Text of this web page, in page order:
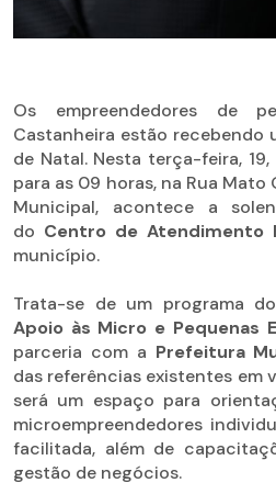
Os empreendedores de
Castanheira estão recebendo
de Natal. Nesta terça-feira,
para as 09 horas, na Rua Mato
Municipal, acontece a
do Centro de Atendimento
município.
Trata-se de um programa do
Apoio às Micro e Pequenas
parceria com a Prefeitura
das referências existentes em
será um espaço para
microempreendedores
facilitada, além de
gestão de negócios.